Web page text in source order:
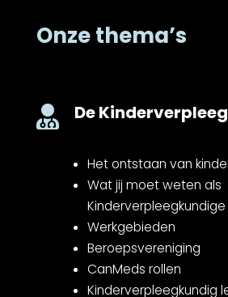
Onze thema’s
 De
Het ontstaan van
Wat jij moet weten als
Kinderverpleegkundige
Werkgebieden
Beroepsvereniging
CanMeds rollen
Kinderverpleegkundig